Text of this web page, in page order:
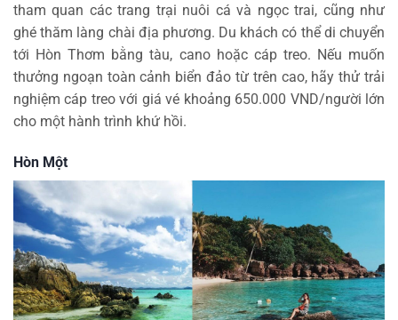
tham quan các trang trại nuôi cá và ngọc trai, cũng như
ghé thăm làng chài địa phương. Du khách có thể di chuyển
tới Hòn Thơm bằng tàu, cano hoặc cáp treo. Nếu muốn
thưởng ngoạn toàn cảnh biển đảo từ trên cao, hãy thử trải
nghiệm cáp treo với giá vé khoảng 650.000 VND/người lớn
cho một hành trình khứ hồi.
Hòn Một